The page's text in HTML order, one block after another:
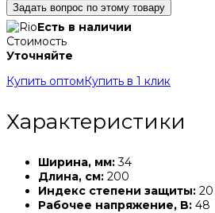
Задать вопрос по этому товару
Есть в наличии
Стоимость
Уточняйте
Купить оптомКупить в 1 клик
Характеристики
Ширина, мм:34
Длина, см: 200
Индекс степени защиты: 20
Рабочее напряжение, B: 48